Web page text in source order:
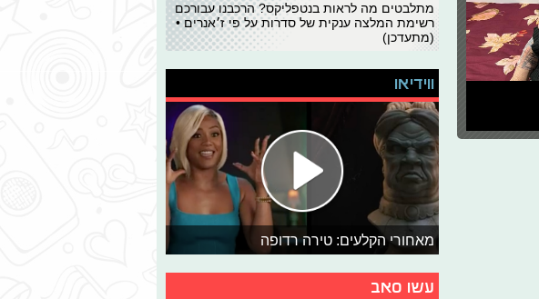
מתלבטים מה לראות בנטפליקס? הרכבנו עבורכם
רשימת המלצה ענקית של סדרות על פי ז׳אנרים •
(מתעדכן)
ווידיאו
מאחורי הקלעים: טירה רדופה
עשו סאב